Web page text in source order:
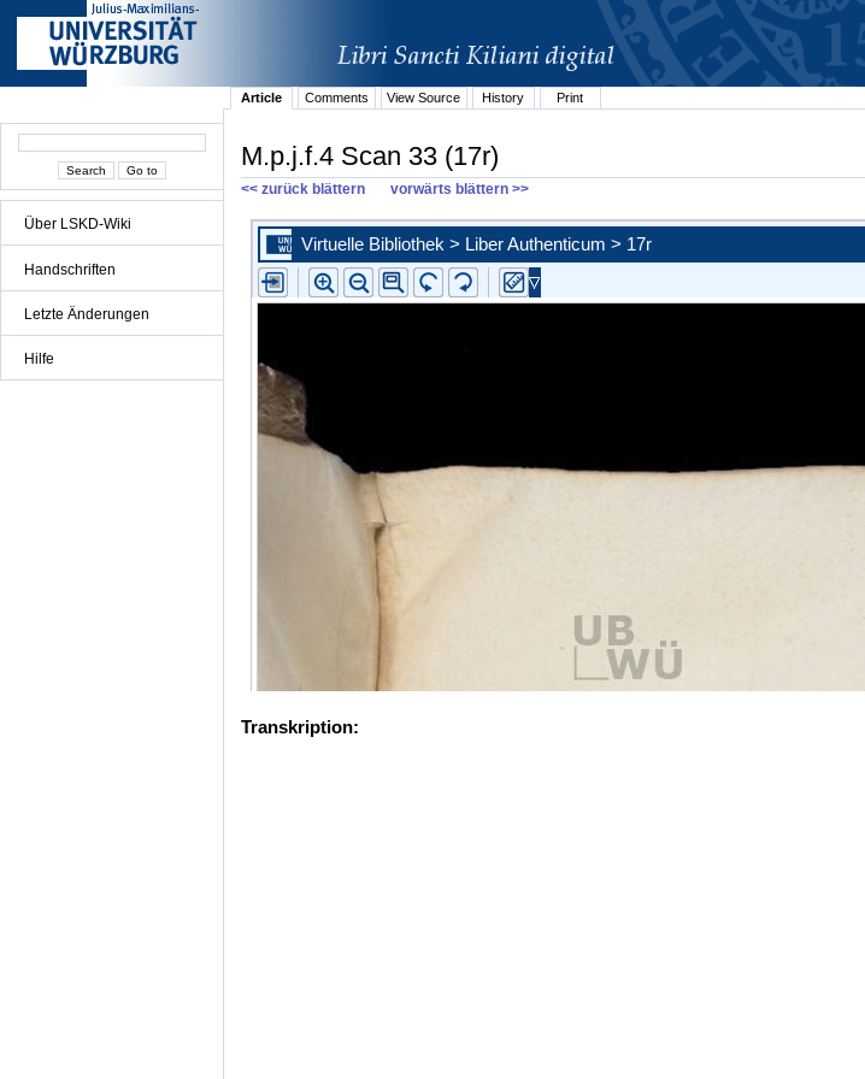
Über LSKD-Wiki
Handschriften
Letzte Änderungen
Hilfe
Article
Comments View Source History Print
M.p.j.f.4 Scan 33 (17r)
<< zurück blättern vorwärts blättern >>
Transkription: